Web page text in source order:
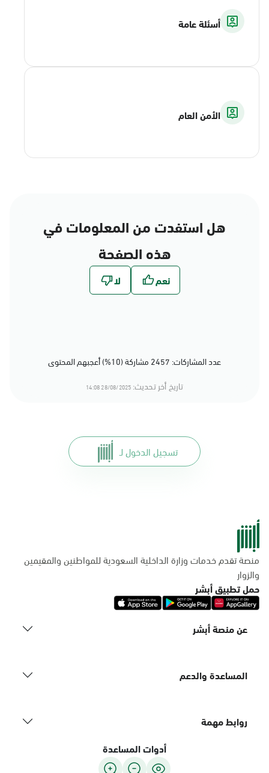
أسئلة عامة
الأمن العام
هل استفدت من المعلومات في
هذه الصفحة
عدد المشاركات: 2457 مشاركة (10%) أعجبهم المحتوى
تاريخ أخر تحديث: 28/08/2025 14:08
تسجيل الدخول لـ
منصة تقدم خدمات وزارة الداخلية السعودية للمواطنين والمقيمين
والزوار
حمل تطبيق أبشر
عن منصة أبشر
المساعدة والدعم
روابط مهمة
أدوات المساعدة